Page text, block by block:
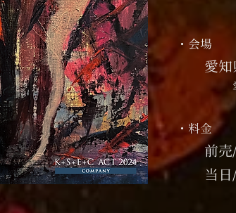
・会場
愛知
・料金
前売
当